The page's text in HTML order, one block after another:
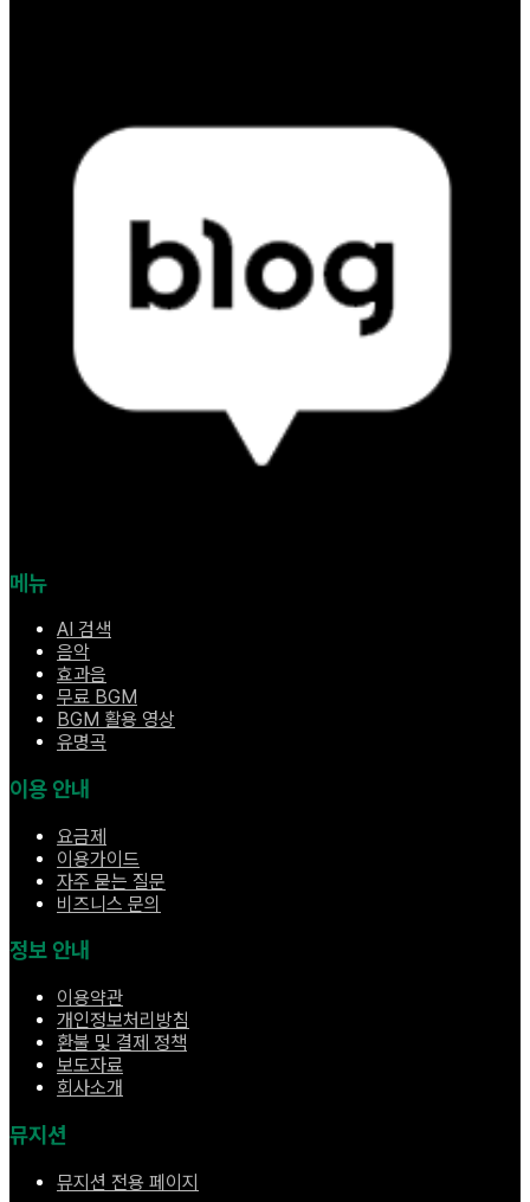
메뉴
AI 검색
음악
효과음
무료 BGM
BGM 활용 영상
유명곡
이용 안내
요금제
이용가이드
자주 묻는 질문
비즈니스 문의
정보 안내
이용약관
개인정보처리방침
환불 및 결제 정책
보도자료
회사소개
뮤지션
뮤지션 전용 페이지